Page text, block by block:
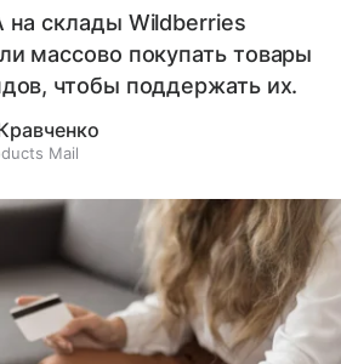
склады Wildberries
массово покупать товары
чтобы поддержать их.
Mail